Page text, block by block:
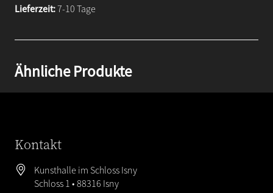
Lieferzeit:7-10 Tage
Ähnliche Produkte
Kontakt
Kunsthalle im Schloss Isny
Schloss 1 • 88316 Isny